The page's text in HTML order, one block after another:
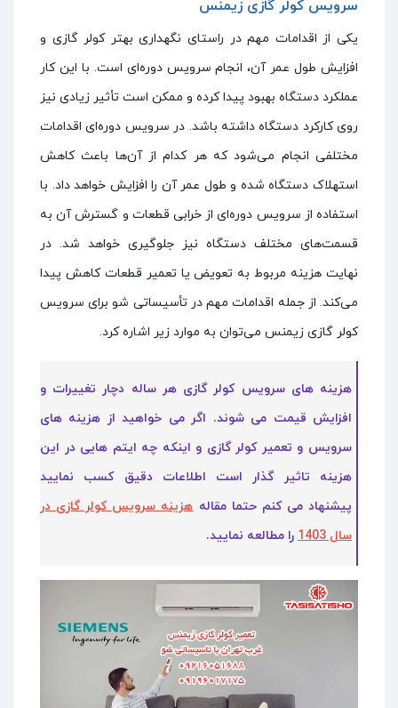
سرویس کولر گازی زیمنس
یکی از اقدامات مهم در راستای نگهداری بهتر کولر گازی و
افزایش طول عمر آن، انجام سرویس دوره‌ای است. با این کار
عملکرد دستگاه بهبود پیدا کرده و ممکن است تأثیر زیادی نیز
روی کارکرد دستگاه داشته باشد. در سرویس دوره‌ای اقدامات
مختلفی انجام می‌شود که هر کدام از آن‌ها باعث کاهش
استهلاک دستگاه شده و طول عمر آن را افزایش خواهد داد. با
استفاده از سرویس دوره‌ای از خرابی قطعات و گسترش آن به
قسمت‌های مختلف دستگاه نیز جلوگیری خواهد شد. در
نهایت هزینه مربوط به تعویض یا تعمیر قطعات کاهش پیدا
می‌کند. از جمله اقدامات مهم در تأسیساتی شو برای سرویس
کولر گازی زیمنس می‌توان به موارد زیر اشاره کرد.
هزینه های سرویس کولر گازی هر ساله دچار تغییرات و
افزایش قیمت می شوند. اگر می خواهید از هزینه های
سرویس و تعمیر کولر گازی و اینکه چه ایتم هایی در این
هزینه تاثیر گذار است اطلاعات دقیق کسب نمایید
پیشنهاد می کنم حتما مقاله هزینه سرویس کولر گازی در
سال 1403
را مطالعه نمایید.